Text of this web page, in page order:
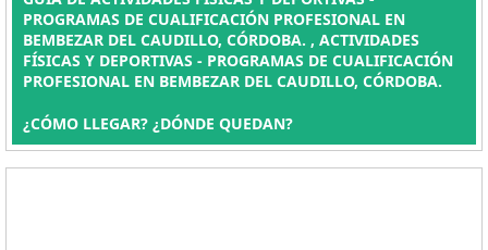
PROGRAMAS DE CUALIFICACIÓN PROFESIONAL EN
BEMBEZAR DEL CAUDILLO, CÓRDOBA. , ACTIVIDADES
FÍSICAS Y DEPORTIVAS - PROGRAMAS DE CUALIFICACIÓN
PROFESIONAL EN BEMBEZAR DEL CAUDILLO, CÓRDOBA.
¿CÓMO LLEGAR? ¿DÓNDE QUEDAN?